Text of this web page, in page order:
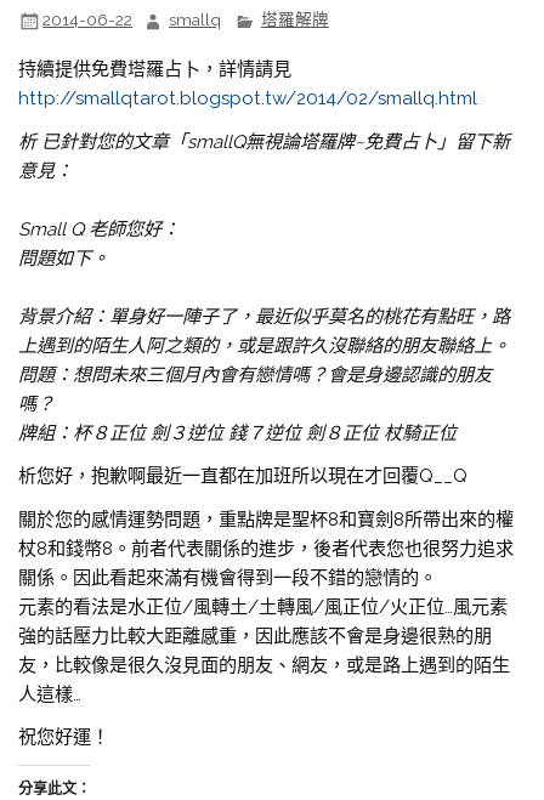
2014-06-22 smallq 塔羅解牌
持續提供免費塔羅占卜，詳情請見
http://smallqtarot.blogspot.tw/2014/02/smallq.html
析 已針對您的文章「smallQ無視論塔羅牌~免費占卜」留下新
意見：
Small Q 老師您好：
問題如下。
背景介紹：單身好一陣子了，最近似乎莫名的桃花有點旺，路
上遇到的陌生人阿之類的，或是跟許久沒聯絡的朋友聯絡上。
問題：想問未來三個月內會有戀情嗎？會是身邊認識的朋友
嗎？
牌組：杯８正位 劍３逆位 錢７逆位 劍８正位 杖騎正位
析您好，抱歉啊最近一直都在加班所以現在才回覆Q__Q
關於您的感情運勢問題，重點牌是聖杯8和寶劍8所帶出來的權
杖8和錢幣8。前者代表關係的進步，後者代表您也很努力追求
關係。因此看起來滿有機會得到一段不錯的戀情的。
元素的看法是水正位/風轉土/土轉風/風正位/火正位…風元素
強的話壓力比較大距離感重，因此應該不會是身邊很熟的朋
友，比較像是很久沒見面的朋友、網友，或是路上遇到的陌生
人這樣…
祝您好運！
分享此文：